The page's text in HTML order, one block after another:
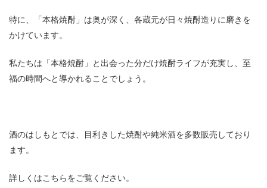
特に、「本格焼酎」は奥が深く、各蔵元が日々焼酎造りに磨きを
かけています。
私たちは「本格焼酎」と出会った分だけ焼酎ライフが充実し、至
福の時間へと導かれることでしょう。
酒のはしもとでは、目利きした焼酎や純米酒を多数販売しており
ます。
詳しくはこちらをご覧ください。